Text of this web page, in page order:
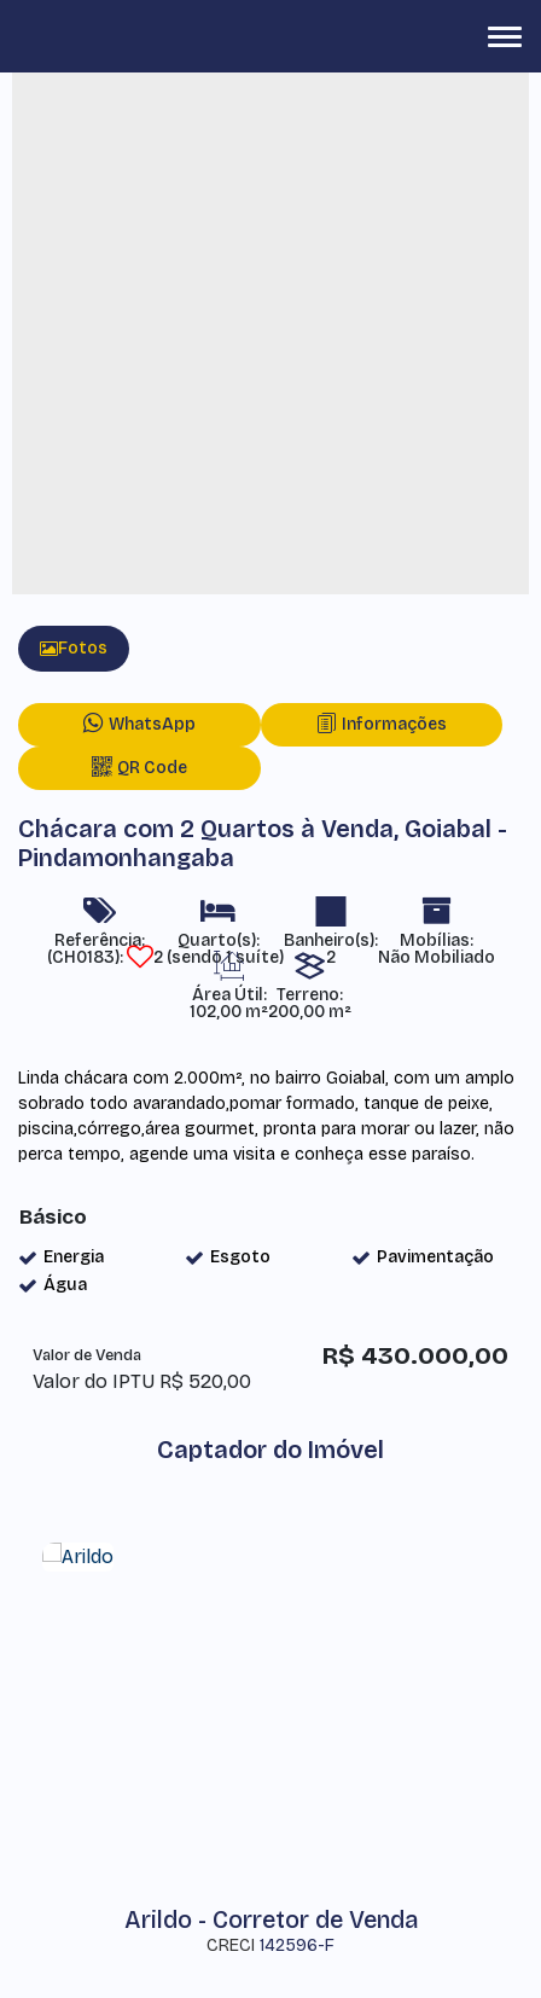
Fotos
WhatsApp Informações
QR Code
Chácara com 2 Quartos à Venda, Goiabal -
Pindamonhangaba
Referência:
(CH0183)
2 (sendo 1 suíte) 2
Mobílias:
Não Mobiliado
Área Útil:
102,00 m²
Terreno:
200,00 m²
Linda chácara com 2.000m², no bairro Goiabal, com um amplo
sobrado todo avarandado,pomar formado, tanque de peixe,
piscina,córrego,área gourmet, pronta para morar ou lazer, não
perca tempo, agende uma visita e conheça esse paraíso.
Básico
Energia Esgoto
Pavimentação
Água
R$ 430.000,00
Valor de Venda
Valor do IPTU R$ 520,00
Captador do Imóvel
Arildo - Corretor de Venda
CRECI 142596-F